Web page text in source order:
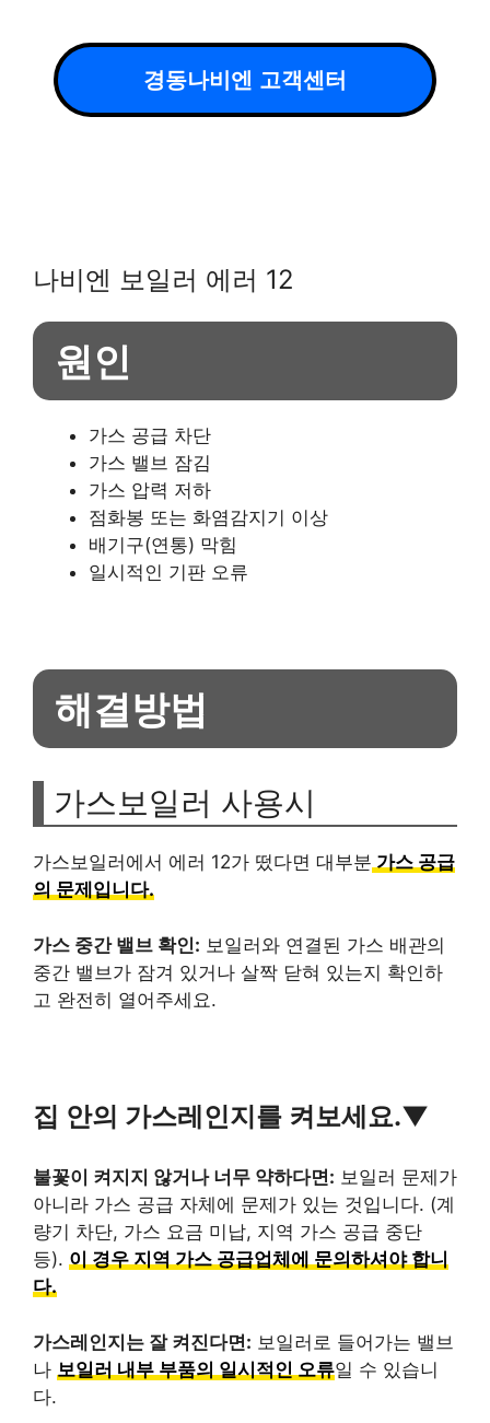
경동나비엔 고객센터
나비엔 보일러 에러 12
원인
가스 공급 차단
가스 밸브 잠김
가스 압력 저하
점화봉 또는 화염감지기 이상
배기구(연통) 막힘
일시적인 기판 오류
해결방법
가스보일러 사용시
가스보일러에서 에러 12가 떴다면 대부분가스 공급
의 문제입니다.
가스 중간 밸브 확인: 보일러와 연결된 가스 배관의
중간 밸브가 잠겨 있거나 살짝 닫혀 있는지 확인하
고 완전히 열어주세요.
집 안의 가스레인지를 켜보세요.▼
불꽃이 켜지지 않거나 너무 약하다면: 보일러 문제가
아니라 가스 공급 자체에 문제가 있는 것입니다. (계
량기 차단, 가스 요금 미납, 지역 가스 공급 중단
등). 이 경우 지역 가스 공급업체에 문의하셔야 합니
다.
가스레인지는 잘 켜진다면: 보일러로 들어가는 밸브
나 보일러 내부 부품의 일시적인 오류일 수 있습니
다.